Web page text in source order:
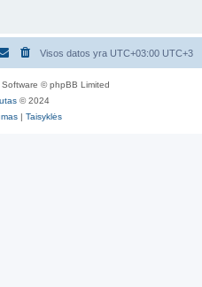
Visos datos yra UTC+03:00 UTC+3
© phpBB Limited
© 2024
| Taisyklės